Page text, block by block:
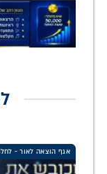
אגף הוצאה לאור -